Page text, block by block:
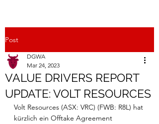
Post
VALUE DRIVERS REPORT
UPDATE: VOLT RESOURCES
DGWA
Mar 24, 2023
Volt Resources (ASX: VRC) (FWB: R8L) hat
kürzlich ein Offtake Agreement